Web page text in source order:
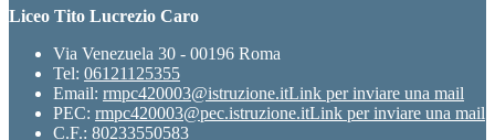
Liceo Tito Lucrezio Caro
Via Venezuela 30 - 00196 Roma
Tel: 06121125355
Email: rmpc420003@istruzione.itLink per inviare una mail
PEC: rmpc420003@pec.istruzione.itLink per inviare una mail
C.F.: 80233550583